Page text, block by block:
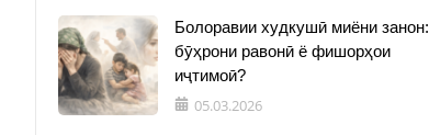
Болоравии худкушӣ миёни занон:
бӯҳрони равонӣ ё фишорҳои
иҷтимоӣ?
05.03.2026